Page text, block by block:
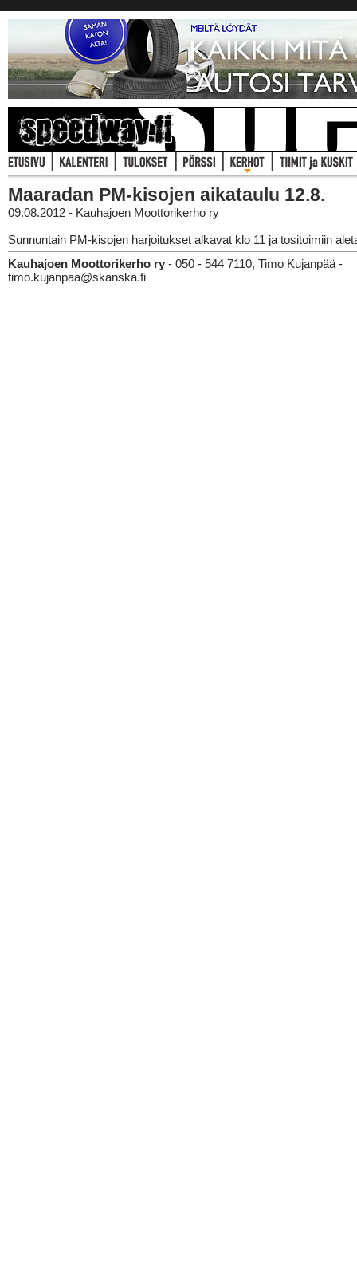
Maaradan PM-kisojen aikataulu 12.8.
09.08.2012 - Kauhajoen Moottorikerho ry
Sunnuntain PM-kisojen harjoitukset alkavat klo 11 ja tositoimiin
Kauhajoen Moottorikerho ry - 050 - 544 7110, Timo Kujanpää -
timo.kujanpaa@skanska.fi